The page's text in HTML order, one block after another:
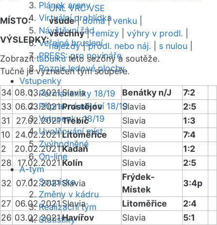
Plánek areny
Virtuální prohlídka
Návštěvní řád
Veřejné bruslení
PRESS: pro novináře
Rozpis ledové plochy
Vstupenky
Permanentky 18/19
Přípravná utkání 18/19
Vstupenky 18/19
Uvolňování míst
Zvýhodněné
On-line
A-tým
Soupiska
Změny v kádru
Realizační tým
Statistiky
UNL VRC VSE
MÍSTO:
všude|doma|venku
VÝSLEDKY:
všechny|remízy výhry v prodl.
nájezdy|prodl. nebo náj. s nulou
Zobrazittabulkutéto sezóny a soutěže.
Tučně je vyznačen tým soupeře.
34 08.03.2021Slavia Benátky n/J
7:2
33 06.03.2021Prostějov Slavia
2:5
31
27.02.2021Třebíč Slavia
1:3
10 24.02.2021 Litoměřice Slavia
7:4
2
20.02.2021Kadaň Slavia
1:2
28
17.02.2021 Kolín Slavia
2:5
32 07.02.2021Slavia
Frýdek-
Místek
3:4p
27 06.02.2021Slavia Litoměřice
2:4
26 03.02.2021Havířov Slavia
5:1